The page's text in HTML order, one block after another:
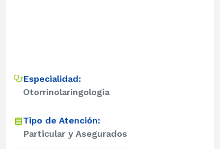
Especialidad:
Otorrinolaringologia
Tipo de Atención:
Particular y Asegurados